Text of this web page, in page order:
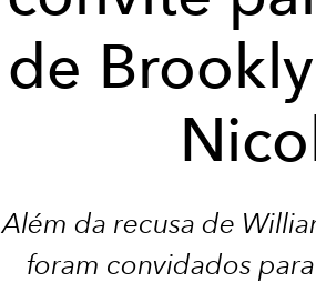
de
Além da recusa de
foram convidados